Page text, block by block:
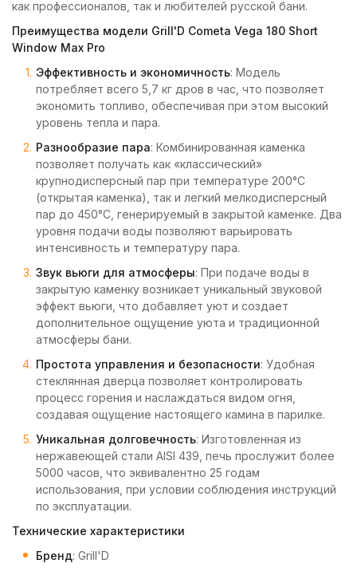
как профессионалов, так и любителей русской бани.
Преимущества модели Grill'D Cometa Vega 180 Short
Window Max Pro
Эффективность и экономичность: Модель
потребляет всего 5,7 кг дров в час, что позволяет
экономить топливо, обеспечивая при этом высокий
уровень тепла и пара.
Разнообразие пара: Комбинированная каменка
позволяет получать как «классический»
крупнодисперсный пар при температуре 200°C
(открытая каменка), так и легкий мелкодисперсный
пар до 450°C, генерируемый в закрытой каменке. Два
уровня подачи воды позволяют варьировать
интенсивность и температуру пара.
Звук вьюги для атмосферы: При подаче воды в
закрытую каменку возникает уникальный звуковой
эффект вьюги, что добавляет уют и создает
дополнительное ощущение уюта и традиционной
атмосферы бани.
Простота управления и безопасности: Удобная
стеклянная дверца позволяет контролировать
процесс горения и наслаждаться видом огня,
создавая ощущение настоящего камина в парилке.
Уникальная долговечность: Изготовленная из
нержавеющей стали AISI 439, печь прослужит более
5000 часов, что эквивалентно 25 годам
использования, при условии соблюдения инструкций
по эксплуатации.
Технические характеристики
Бренд: Grill'D